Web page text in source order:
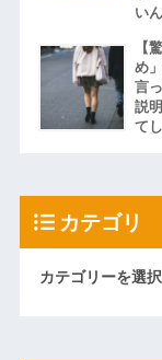
い
【
め
言
説
て
カテゴリ